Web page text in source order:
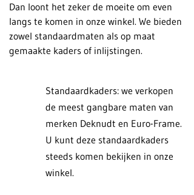
Dan loont het zeker de moeite om even
langs te komen in onze winkel. We bieden
zowel standaardmaten als op maat
gemaakte kaders of inlijstingen.
Standaardkaders: we verkopen
de meest gangbare maten van
merken Deknudt en Euro-Frame.
U kunt deze standaardkaders
steeds komen bekijken in onze
winkel.